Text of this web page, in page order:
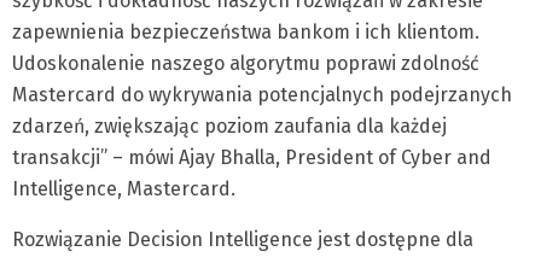
zapewnienia bezpieczeństwa bankom i ich klientom.
Udoskonalenie naszego algorytmu poprawi zdolność
Mastercard do wykrywania potencjalnych podejrzanych
zdarzeń, zwiększając poziom zaufania dla każdej
transakcji” – mówi Ajay Bhalla, President of Cyber and
Intelligence, Mastercard.
Rozwiązanie Decision Intelligence jest dostępne dla